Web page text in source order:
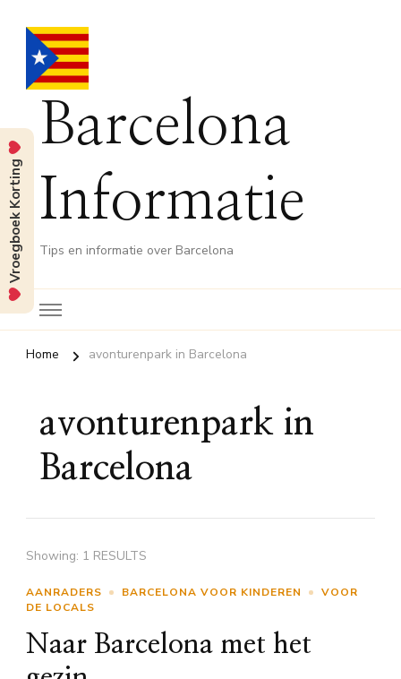
Barcelona
Informatie
Tips en informatie over Barcelona
Home avonturenpark in Barcelona
avonturenpark in
Barcelona
Showing: 1 RESULTS
AANRADERS BARCELONA VOOR KINDEREN
VOOR
DE LOCALS
Naar Barcelona met het
Vroegboek Korting